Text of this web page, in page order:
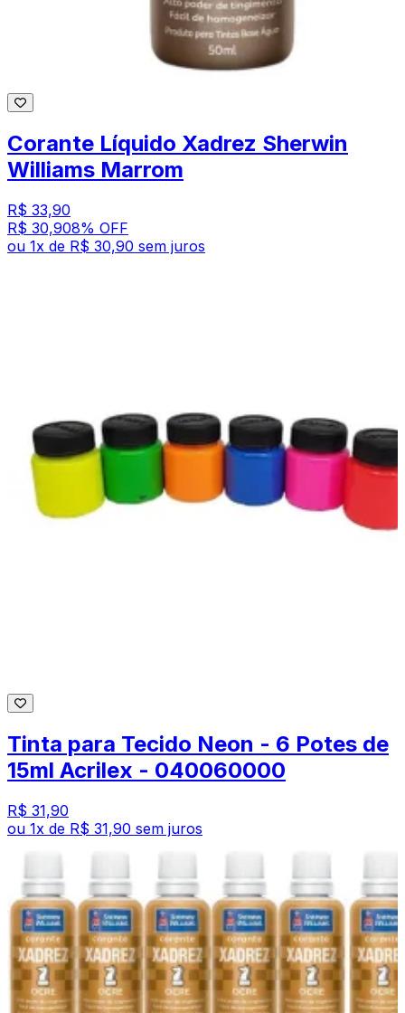
Corante Líquido Xadrez Sherwin
Williams Marrom
R$ 33,90
R$ 30,908% OFF
ou 1x de R$ 30,90 sem juros
Tinta para Tecido Neon - 6 Potes de
15ml Acrilex - 040060000
R$ 31,90
ou 1x de R$ 31,90 sem juros